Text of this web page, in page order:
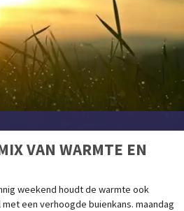
VAN WARMTE EN
weekend houdt de warmte ook
een verhoogde buienkans. maandag